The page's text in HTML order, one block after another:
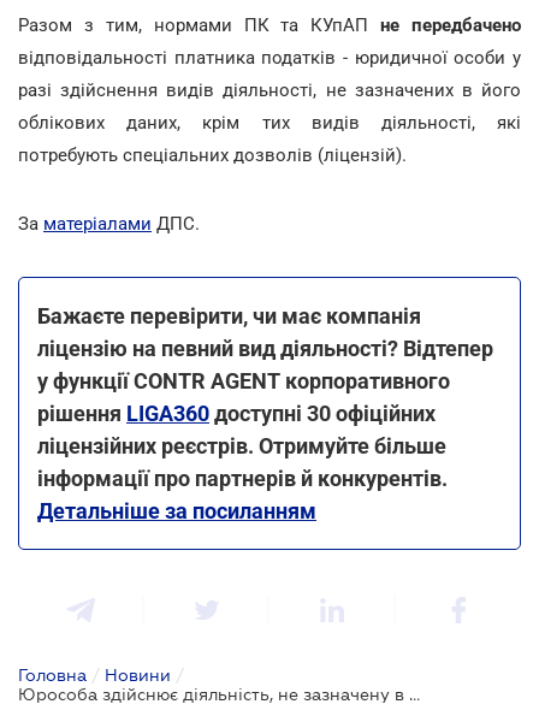
Разом з тим, нормами ПК та КУпАП не передбачено
відповідальності платника податків - юридичної особи у
разі здійснення видів діяльності, не зазначених в його
облікових даних, крім тих видів діяльності, які
потребують спеціальних дозволів (ліцензій).
За матеріалами ДПС.
Бажаєте перевірити, чи має компанія
ліцензію на певний вид діяльності? Відтепер
у функції CONTR AGENT корпоративного
рішення LIGA360доступні 30 офіційних
ліцензійних реєстрів. Отримуйте більше
інформації про партнерів й конкурентів.
Детальніше за посиланням
Головна / Новини /
Юрособа здійснює діяльність, не зазначену в облікових даних: негативні наслідки